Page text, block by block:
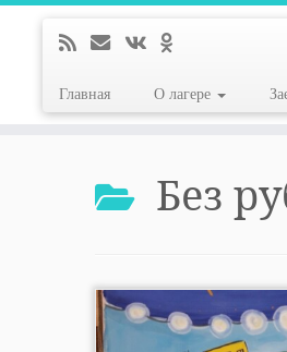
Главная О лагере
Без